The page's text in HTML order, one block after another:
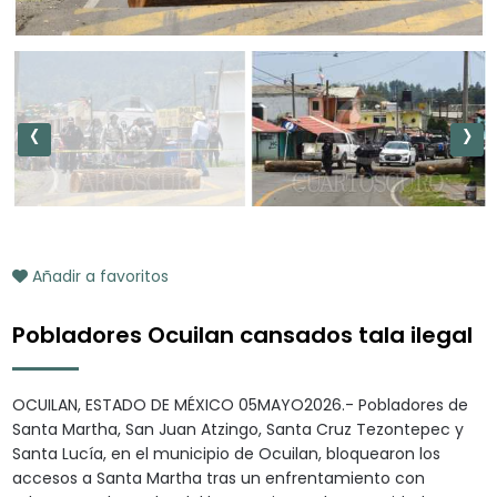
‹ ›
Añadir a favoritos
Pobladores Ocuilan cansados tala ilegal
OCUILAN, ESTADO DE MÉXICO 05MAYO2026.- Pobladores de
Santa Martha, San Juan Atzingo, Santa Cruz Tezontepec y
Santa Lucía, en el municipio de Ocuilan, bloquearon los
accesos a Santa Martha tras un enfrentamiento con